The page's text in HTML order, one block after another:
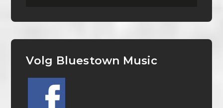
Volg Bluestown Music